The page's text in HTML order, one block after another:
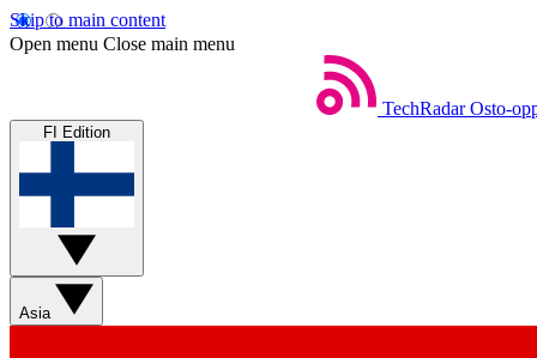
Skip to main content
Open menu Close main menu
TechRadar Osto-
FI Edition
Asia